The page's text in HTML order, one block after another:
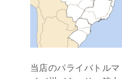
当店のパライバトル